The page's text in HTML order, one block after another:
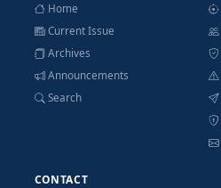
Home
Current Issue
Archives
Announcements
Search
CONTACT